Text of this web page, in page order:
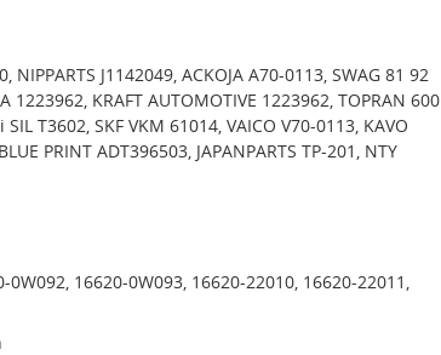
NIPPARTS J1142049, ACKOJA A70-0113, SWAG 81 92
1223962, KRAFT AUTOMOTIVE 1223962, TOPRAN 600
T3602, SKF VKM 61014, VAICO V70-0113, KAVO
PRINT ADT396503, JAPANPARTS TP-201, NTY
0W092, 16620-0W093, 16620-22010, 16620-22011,